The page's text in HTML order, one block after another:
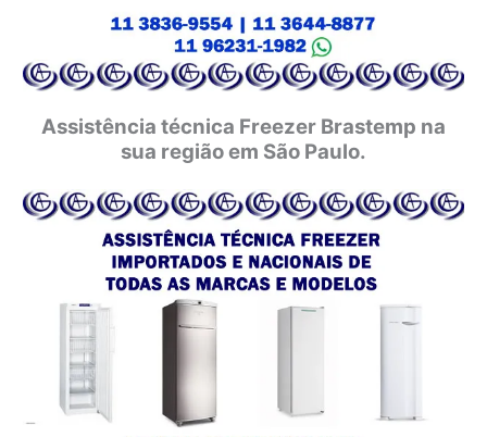
Assistência técnica Freezer Brastemp na
sua região em São Paulo.